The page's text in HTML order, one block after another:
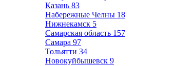
Казань 83
Набережные Челны 18
Нижнекамск 5
Самарская область 157
Самара 97
Тольятти 34
Новокуйбышевск 9